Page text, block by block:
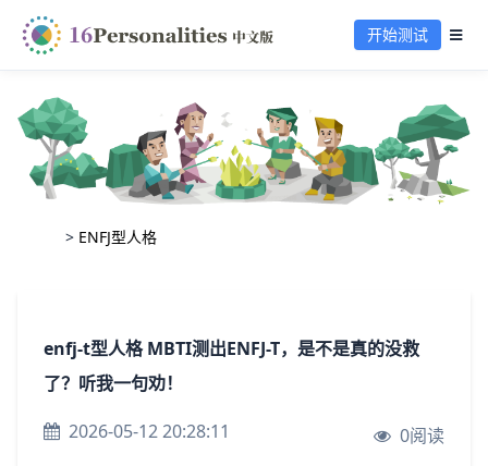
开始测试
> ENFJ型人格
enfj-t型人格 MBTI测出ENFJ-T，是不是真的没救
了？听我一句劝！
2026-05-12 20:28:11
0阅读